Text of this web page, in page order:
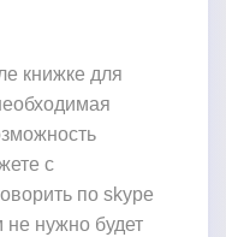
книжке для
с
по skype
нужно будет